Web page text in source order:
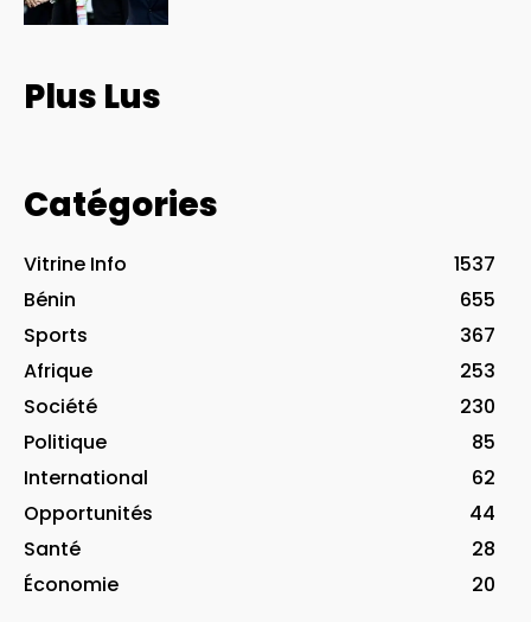
Plus Lus
Catégories
Vitrine Info
1537
Bénin
655
Sports
367
Afrique
253
Société
230
Politique
85
International
62
Opportunités
44
Santé
28
Économie
20